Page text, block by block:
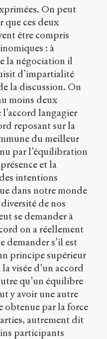
On peut
que ces deux
être compris
: à
la négociation il
d’impartialité
la discussion. On
moins deux
langagier
reposant sur la
du meilleur
par l’équilibration
et la
intentions
dans notre monde
de nos
se demander à
on a réellement
demander s’il est
principe supérieur
visée d’un accord
qu’un équilibre
y avoir une autre
obtenue par la force
autrement dit
participants